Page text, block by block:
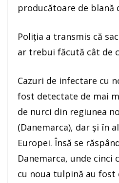
producătoare de blană
Poliţia a transmis că
ar trebui făcută cât de
Cazuri de infectare cu
fost detectate de mai
de nurci din regiunea
(Danemarca), dar şi în
Europei. Însă se
Danemarca, unde cinci
cu noua tulpină au fost